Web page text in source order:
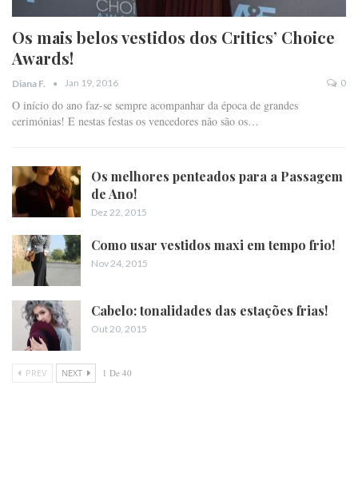
Os mais belos vestidos dos Critics’ Choice
Awards!
Diana F. Jan 19, 2016 0
O início do ano faz-se sempre acompanhar da época de grandes
cerimónias! E nestas festas os vencedores não são os…
Os melhores penteados para a Passagem
de Ano!
Dez 22, 2015
Como usar vestidos maxi em tempo frio!
Nov 24, 2015
Cabelo: tonalidades das estações frias!
Out 20, 2015
PREV NEXT 1 De 40